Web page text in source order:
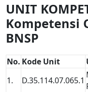
UNIT
Kompetensi
BNSP
No. Kode Unit
1.
D.35.114.07.065.1